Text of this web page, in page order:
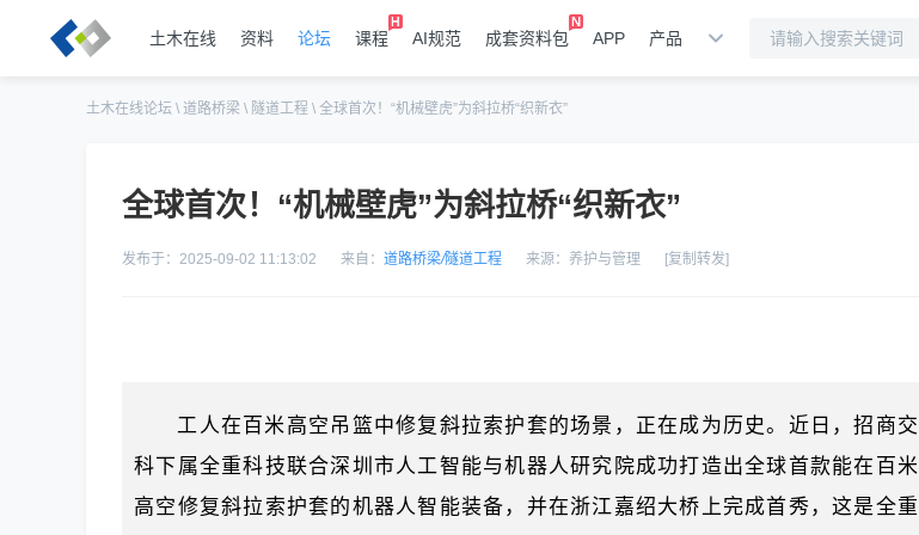
土木在线 资料 论坛 课程 AI规范 成套资料包 APP 产品
土木在线论坛 \ 道路桥梁 \ 隧道工程 \ 全球首次！“机械壁虎”为斜拉桥“织新衣”
全球首次！“机械壁虎”为斜拉桥“织新衣”
发布于：2025-09-02 11:13:02 来自： 道路桥梁/隧道工程 来源： 养护与管理 [复制转发]
工人在百米高空吊篮中修复斜拉索护套的场景，正在成为历史。近日，招商交
科下属全重科技联合深圳市人工智能与机器人研究院成功打造出全球首款能在百米
高空修复斜拉索护套的机器人智能装备，并在浙江嘉绍大桥上完成首秀，这是全重